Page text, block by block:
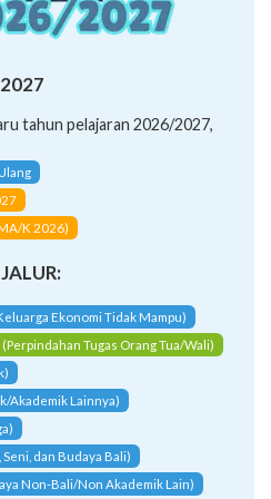
tahun pelajaran 2026/2027,
K 2026)
Ekonomi Tidak Mampu)
Tugas Orang Tua/Wali)
Akademik Lainnya)
dan Budaya Bali)
Non-Bali/Non Akademik Lain)